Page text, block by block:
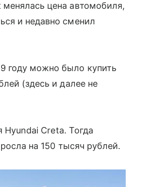
цена автомобиля,
и недавно сменил
году можно было купить
(здесь и далее не
Creta. Тогда
на 150 тысяч рублей.